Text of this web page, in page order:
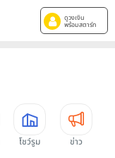
ดูวงเงิน
พร้อมสตาร์ท
โชว์รูม ข่าว